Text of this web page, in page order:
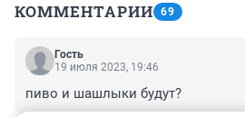
КОММЕНТАРИИ 69
Гость
19 июля 2023, 19:46
пиво и шашлыки будут?